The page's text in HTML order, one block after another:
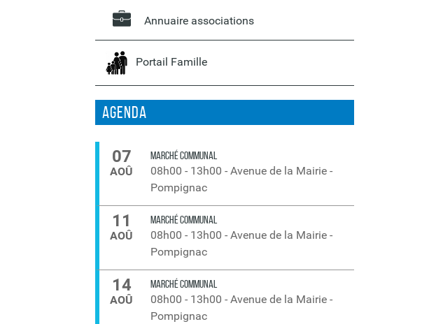
Annuaire associations
Portail Famille
Agenda
07
AOÛ
MARCHÉ COMMUNAL
08h00 - 13h00 - Avenue de la Mairie -
Pompignac
11
AOÛ
MARCHÉ COMMUNAL
08h00 - 13h00 - Avenue de la Mairie -
Pompignac
14
AOÛ
MARCHÉ COMMUNAL
08h00 - 13h00 - Avenue de la Mairie -
Pompignac